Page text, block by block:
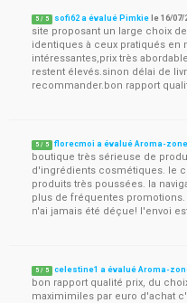
5 / 5 sofi62 a évalué Pimkie le16/07/
site proposant un large choix
identiques à ceux pratiqués en
intéressantes,prix très
restent élevés.sinon délai de
recommander.bon rapport
5 / 5 florecmoi a évalué Aroma-zone
boutique très sérieuse de
d'ingrédients cosmétiques. le
produits très poussées. la
plus de fréquentes
n'ai jamais été déçue! l'envoi
5 / 5 celestine1 a évalué Aroma-
bon rapport qualité prix, du
maximimiles par euro d'achat